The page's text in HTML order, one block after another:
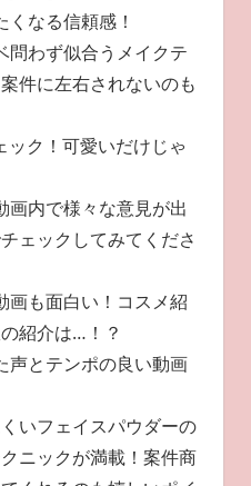
なる信頼感！
問わず似合うメイクテ
件に左右されないのも
ク！可愛いだけじゃ
画内で様々な意見が出
ェックしてみてくださ
画も面白い！コスメ紹
紹介は…！？
声とテンポの良い動画
いフェイスパウダーの
ニックが満載！案件商